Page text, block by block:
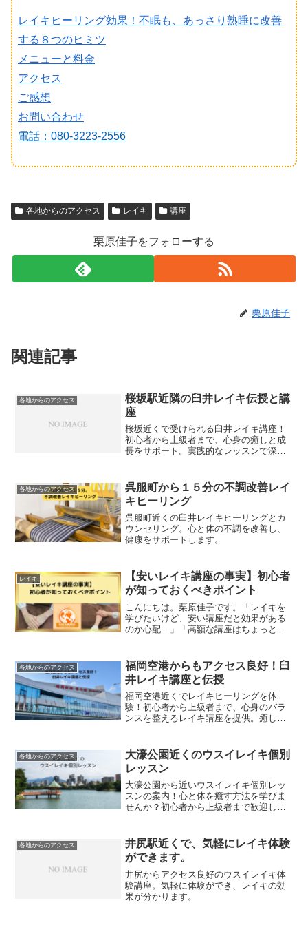
レイキヒーリング効果！不眠も、あっさり熟睡に改善
する８つのヒミツ
メニューと料金
アクセス
ご感想
お問い合わせ
電話：080-3223-2556
各地からのアクセス レイキ 講座
栗原佳子をフォローする
栗原佳子
関連記事
各地からのアクセス
桜坂駅近隣の臼井レイキ伝授と講
座
桜坂近くで受けられる臼井レイキ講座！
初心者から上級者まで、心身の癒しと成
長をサポート。実践的なレッスンで深い
各地からのアクセス
呉服町から１５分の不調改善レイ
キヒーリング
呉服町近くの臼井レイキヒーリングとカ
ウンセリング。心と体の不調を改善し、
健康をサポートします。
レイキ
【安いレイキ講座の事実】初心者
が知っておくべきポイント
こんにちは。栗原佳子です。「レイキを
学びたいけど、安い講座だと効果がある
のか心配…」「高額な講座はちょっと負
か。安いレイキ講座には、手軽に学べる
というメリットがある反面...
各地からのアクセス
福岡空港からもアクセス良好！臼
井レイキ講座と伝授
福岡空港近くでレイキヒーリングを体
験！初心者から上級者まで、心身のバラ
ンスを整えるレイキ講座を提供。癒しと
各地からのアクセス
大濠公園近くのウスイレイキ個別
レッスン
大濠公園から近いウスイレイキ個別レッ
スンの案内！心と体を癒す方法を学びま
せんか？初心者から上級者まで歓迎しま
各地からのアクセス
井尻駅近くで、気軽にレイキ体験
ができます。
井尻からアクセス良好のウスイレイキ体
験講座。気軽に体験ができ、レイキの効
果が分かります。